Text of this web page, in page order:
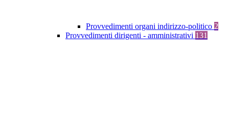
Provvedimenti organi indirizzo-politico 2
Provvedimenti dirigenti - amministrativi 131